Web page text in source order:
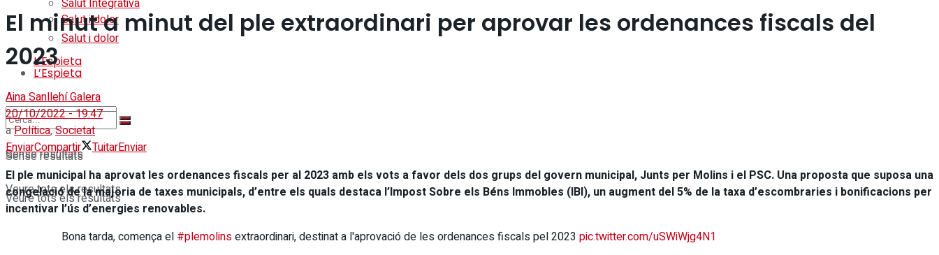
Salut i dolor
L’Espieta
Sense resultats
Veure tots els resultats
Salut Integrativa
Salut i dolor
L’Espieta
Sense resultats
Veure tots els resultats
El minut a minut del ple extraordinari per aprovar les ordenances fiscals del
2023
Aina Sanllehí Galera
20/10/2022 - 19:47
aPolítica,Societat
EnviarCompartir TuitarEnviar
El ple municipal ha aprovat les ordenances fiscals per al 2023 amb els vots a favor dels dos grups del govern municipal, Junts per Molins i el PSC. Una proposta que suposa una
congelació de la majoria de taxes municipals, d’entre els quals destaca l’Impost Sobre els Béns Immobles (IBI), un augment del 5% de la taxa d’escombraries i bonificacions per
incentivar l’ús d’energies renovables.
Bona tarda, comença el #plemolinsextraordinari, destinat a l'aprovació de les ordenances fiscals pel 2023 pic.twitter.com/uSWiWjg4N1